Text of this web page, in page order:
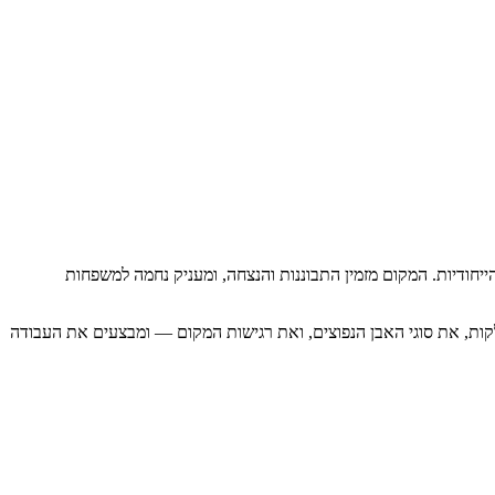
המקום מזמין התבוננות והנצחה, ומעניק נחמה למשפחות
את סוגי האבן הנפוצים, ואת רגישות המקום — ומבצעים את העבודה